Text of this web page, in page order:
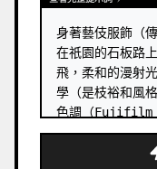
身著藝伎服飾（
在祇園的石板路
飛，柔和的漫射
學（是枝裕和風
色調（Fujifilm
氛圍，適合手機